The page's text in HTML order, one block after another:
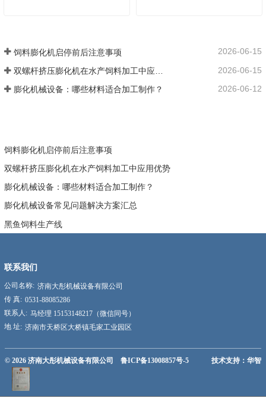
饲料膨化机启停前后注意事项 2026-06-15
2026-06-15
膨化机械设备：哪些材料适合加工制作？ 2026-06-12
饲料膨化机启停前后注意事项
双螺杆挤压膨化机在水产饲料加工中应用优势
膨化机械设备：哪些材料适合加工制作？
膨化机械设备常见问题解决方案汇总
黑鱼饲料生产线
联系我们
公司名称: 济南大彤机械设备有限公司
传 真: 0531-88085286
联系人: 马经理 15153148217（微信同号）
地 址: 济南市天桥区大桥镇毛家工业园区
© 2026 济南大彤机械设备有限公司 技术支持：华智
鲁ICP备13008857号-5